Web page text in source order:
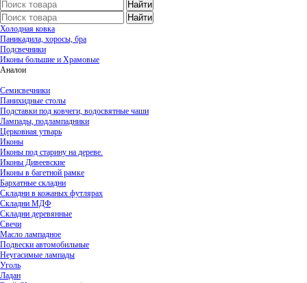
Холодная ковка
Паникадила, хоросы, бра
Подсвечники
Иконы большие и Храмовые
Аналои
Семисвечники
Панихидные столы
Подставки под ковчеги, водосвятные чаши
Лампады, подлампадники
Церковная утварь
Иконы
Иконы под старину на дереве.
Иконы Дивеевские
Иконы в багетной рамке
Бархатные складни
Складни в кожаных футлярах
Складни МДФ
Складни деревянные
Свечи
Масло лампадное
Подвески автомобильные
Неугасимые лампады
Уголь
Ладан